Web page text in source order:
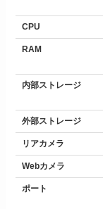
CPU
RAM
内部ストレージ
外部ストレージ
リアカメラ
Webカメラ
ポート